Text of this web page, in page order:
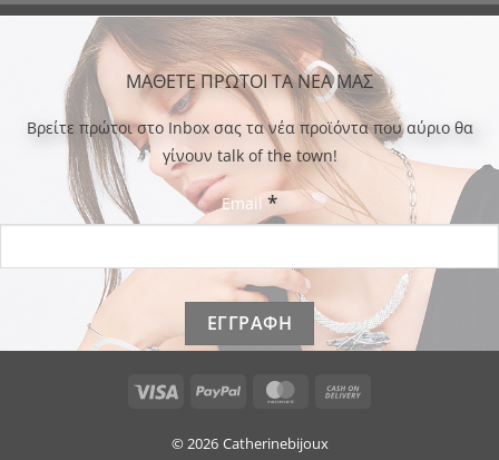
ΜΑΘΕΤΕ ΠΡΩΤΟΙ ΤΑ ΝΕΑ ΜΑΣ
Bρείτε πρώτοι στο Inbox σας τα νέα προϊόντα που αύριο θα
γίνουν talk of the town!
Email *
Visa PayPal MasterCard
© 2026 Catherinebijoux